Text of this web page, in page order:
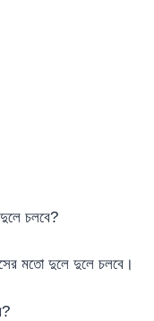
চলবে?
মতো দুলে দুলে চলবে।